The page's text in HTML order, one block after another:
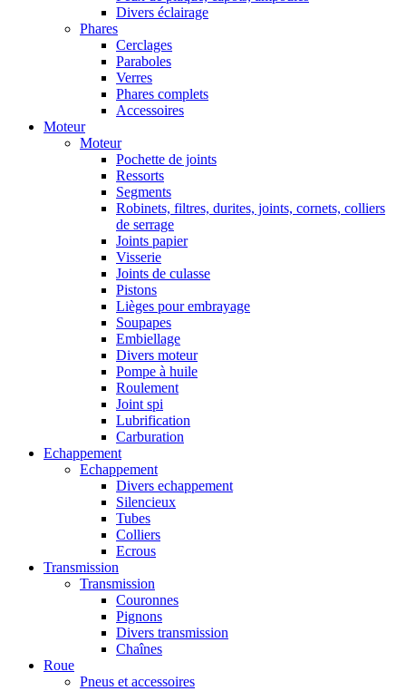
Divers éclairage
Phares
Cerclages
Paraboles
Verres
Phares complets
Accessoires
Moteur
Moteur
Pochette de joints
Ressorts
Segments
Robinets, filtres, durites, joints, cornets, colliers
de serrage
Joints papier
Visserie
Joints de culasse
Pistons
Lièges pour embrayage
Soupapes
Embiellage
Divers moteur
Pompe à huile
Roulement
Joint spi
Lubrification
Carburation
Echappement
Echappement
Divers echappement
Silencieux
Tubes
Colliers
Ecrous
Transmission
Transmission
Couronnes
Pignons
Divers transmission
Chaînes
Roue
Pneus et accessoires